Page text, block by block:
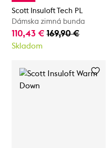
Scott Insuloft Tech PL
Dámska zimná bunda
110,43 € 169,90 €
Skladom